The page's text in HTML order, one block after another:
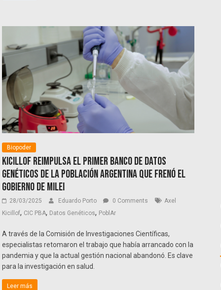
Biopoder
Kicillof reimpulsa el primer banco de datos
genéticos de la población argentina que frenó el
gobierno de Milei
28/03/2025 Eduardo Porto 0 Comments
Axel
Kicillof, CIC PBA, Datos Genéticos, PoblAr
A través de la Comisión de Investigaciones Científicas,
especialistas retomaron el trabajo que había arrancado con la
pandemia y que la actual gestión nacional abandonó. Es clave
para la investigación en salud.
Leer más